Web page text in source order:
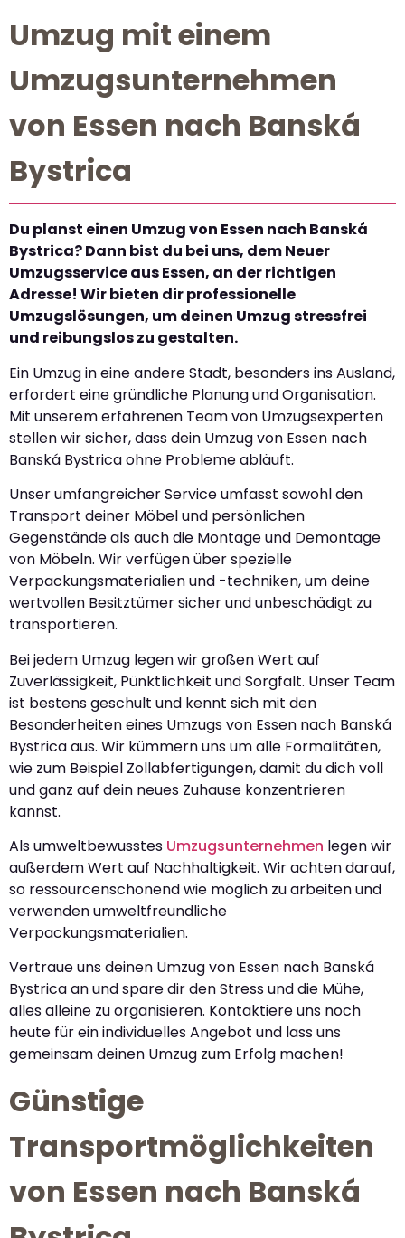
Umzug mit einem
Umzugsunternehmen
von Essen nach Banská
Bystrica
Du planst einen Umzug von Essen nach Banská
Bystrica? Dann bist du bei uns, dem Neuer
Umzugsservice aus Essen, an der richtigen
Adresse! Wir bieten dir professionelle
Umzugslösungen, um deinen Umzug stressfrei
und reibungslos zu gestalten.
Ein Umzug in eine andere Stadt, besonders ins Ausland,
erfordert eine gründliche Planung und Organisation.
Mit unserem erfahrenen Team von Umzugsexperten
stellen wir sicher, dass dein Umzug von Essen nach
Banská Bystrica ohne Probleme abläuft.
Unser umfangreicher Service umfasst sowohl den
Transport deiner Möbel und persönlichen
Gegenstände als auch die Montage und Demontage
von Möbeln. Wir verfügen über spezielle
Verpackungsmaterialien und -techniken, um deine
wertvollen Besitztümer sicher und unbeschädigt zu
transportieren.
Bei jedem Umzug legen wir großen Wert auf
Zuverlässigkeit, Pünktlichkeit und Sorgfalt. Unser Team
ist bestens geschult und kennt sich mit den
Besonderheiten eines Umzugs von Essen nach Banská
Bystrica aus. Wir kümmern uns um alle Formalitäten,
wie zum Beispiel Zollabfertigungen, damit du dich voll
und ganz auf dein neues Zuhause konzentrieren
kannst.
Als umweltbewusstes Umzugsunternehmen legen wir
außerdem Wert auf Nachhaltigkeit. Wir achten darauf,
so ressourcenschonend wie möglich zu arbeiten und
verwenden umweltfreundliche
Verpackungsmaterialien.
Vertraue uns deinen Umzug von Essen nach Banská
Bystrica an und spare dir den Stress und die Mühe,
alles alleine zu organisieren. Kontaktiere uns noch
heute für ein individuelles Angebot und lass uns
gemeinsam deinen Umzug zum Erfolg machen!
Günstige
Transportmöglichkeiten
von Essen nach Banská